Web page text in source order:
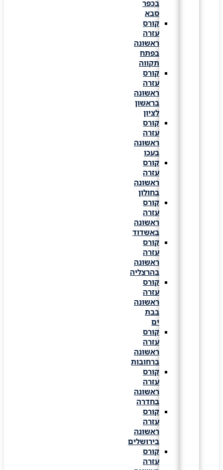
בכפר
קורס
עזרה
ראשונה
בפתח
תקווה
קורס
עזרה
ראשונה
בראשון
קורס
עזרה
ראשונה
קורס
עזרה
ראשונה
בחולון
קורס
עזרה
ראשונה
באשדוד
קורס
עזרה
ראשונה
בהרצליה
קורס
עזרה
ראשונה
קורס
עזרה
ראשונה
ברחובות
קורס
עזרה
ראשונה
בחדרה
קורס
עזרה
ראשונה
בירושלים
קורס
עזרה